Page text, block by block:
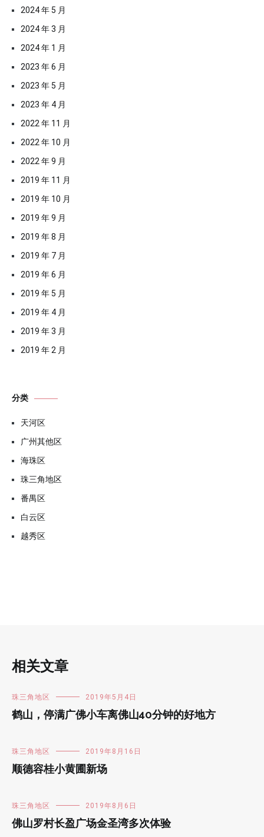
2024 年 5 月
2024 年 3 月
2024 年 1 月
2023 年 6 月
2023 年 5 月
2023 年 4 月
2022 年 11 月
2022 年 10 月
2022 年 9 月
2019 年 11 月
2019 年 10 月
2019 年 9 月
2019 年 8 月
2019 年 7 月
2019 年 6 月
2019 年 5 月
2019 年 4 月
2019 年 3 月
2019 年 2 月
分类
天河区
广州其他区
海珠区
珠三角地区
番禺区
白云区
越秀区
相关文章
珠三角地区 2019年5月4日
鹤山，停满广佛小车离佛山40分钟的好地方
珠三角地区 2019年8月16日
顺德容桂小黄圃新场
珠三角地区 2019年8月6日
佛山罗村长盈广场金圣湾多次体验